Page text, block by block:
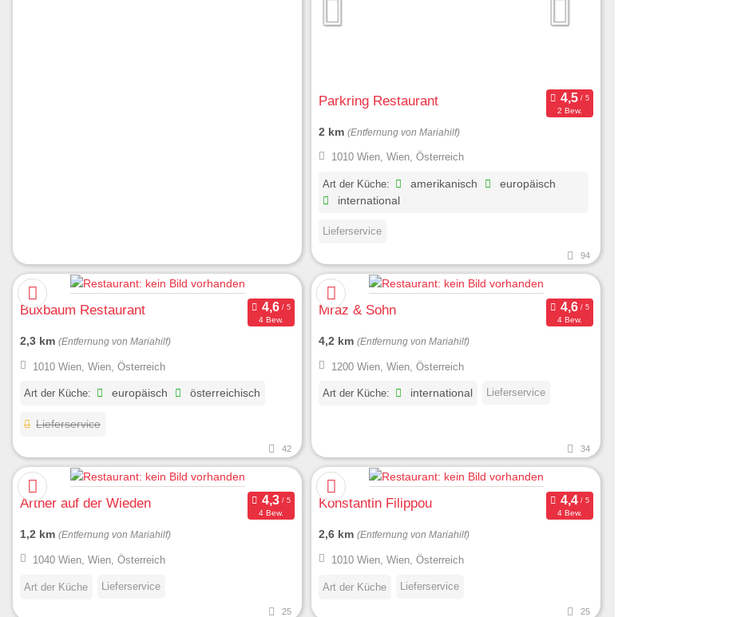
Parkring Restaurant
2 Bew.
2 km (Entfernung von Mariahilf)
1010 Wien, Wien, Österreich
Art der Küche: amerikanisch
europäisch
international
Lieferservice
94
Buxbaum Restaurant
4 Bew.
2,3 km (Entfernung von Mariahilf)
1010 Wien, Wien, Österreich
Art der Küche: europäisch österreichisch
Lieferservice
42
Mraz & Sohn
4 Bew.
4,2 km (Entfernung von Mariahilf)
1200 Wien, Wien, Österreich
Art der Küche: international Lieferservice
34
Artner auf der Wieden
4 Bew.
1,2 km (Entfernung von Mariahilf)
1040 Wien, Wien, Österreich
Art der Küche Lieferservice
25
Konstantin Filippou
4 Bew.
2,6 km (Entfernung von Mariahilf)
1010 Wien, Wien, Österreich
Art der Küche Lieferservice
25